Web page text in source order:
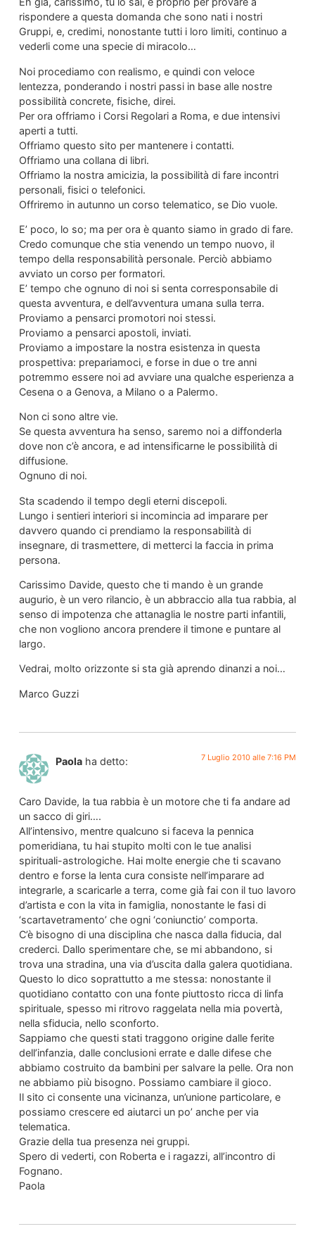
rispondere a questa domanda che sono nati i nostri
Gruppi, e, credimi, nonostante tutti i loro limiti, continuo a
vederli come una specie di miracolo…
Noi procediamo con realismo, e quindi con veloce
lentezza, ponderando i nostri passi in base alle nostre
possibilità concrete, fisiche, direi.
Per ora offriamo i Corsi Regolari a Roma, e due intensivi
aperti a tutti.
Offriamo questo sito per mantenere i contatti.
Offriamo una collana di libri.
Offriamo la nostra amicizia, la possibilità di fare incontri
personali, fisici o telefonici.
Offriremo in autunno un corso telematico, se Dio vuole.
E’ poco, lo so; ma per ora è quanto siamo in grado di fare.
Credo comunque che stia venendo un tempo nuovo, il
tempo della responsabilità personale. Perciò abbiamo
avviato un corso per formatori.
E’ tempo che ognuno di noi si senta corresponsabile di
questa avventura, e dell’avventura umana sulla terra.
Proviamo a pensarci promotori noi stessi.
Proviamo a pensarci apostoli, inviati.
Proviamo a impostare la nostra esistenza in questa
prospettiva: prepariamoci, e forse in due o tre anni
potremmo essere noi ad avviare una qualche esperienza a
Cesena o a Genova, a Milano o a Palermo.
Non ci sono altre vie.
Se questa avventura ha senso, saremo noi a diffonderla
dove non c’è ancora, e ad intensificarne le possibilità di
diffusione.
Ognuno di noi.
Sta scadendo il tempo degli eterni discepoli.
Lungo i sentieri interiori si incomincia ad imparare per
davvero quando ci prendiamo la responsabilità di
insegnare, di trasmettere, di metterci la faccia in prima
persona.
Carissimo Davide, questo che ti mando è un grande
augurio, è un vero rilancio, è un abbraccio alla tua rabbia, al
senso di impotenza che attanaglia le nostre parti infantili,
che non vogliono ancora prendere il timone e puntare al
largo.
Vedrai, molto orizzonte si sta già aprendo dinanzi a noi…
Marco Guzzi
Paola ha detto: 7 Luglio 2010 alle 7:16 PM
Caro Davide, la tua rabbia è un motore che ti fa andare ad
un sacco di giri….
All’intensivo, mentre qualcuno si faceva la pennica
pomeridiana, tu hai stupito molti con le tue analisi
spirituali-astrologiche. Hai molte energie che ti scavano
dentro e forse la lenta cura consiste nell’imparare ad
integrarle, a scaricarle a terra, come già fai con il tuo lavoro
d’artista e con la vita in famiglia, nonostante le fasi di
‘scartavetramento’ che ogni ‘coniunctio’ comporta.
C’è bisogno di una disciplina che nasca dalla fiducia, dal
crederci. Dallo sperimentare che, se mi abbandono, si
trova una stradina, una via d’uscita dalla galera quotidiana.
Questo lo dico soprattutto a me stessa: nonostante il
quotidiano contatto con una fonte piuttosto ricca di linfa
spirituale, spesso mi ritrovo raggelata nella mia povertà,
nella sfiducia, nello sconforto.
Sappiamo che questi stati traggono origine dalle ferite
dell’infanzia, dalle conclusioni errate e dalle difese che
abbiamo costruito da bambini per salvare la pelle. Ora non
ne abbiamo più bisogno. Possiamo cambiare il gioco.
Il sito ci consente una vicinanza, un’unione particolare, e
possiamo crescere ed aiutarci un po’ anche per via
telematica.
Grazie della tua presenza nei gruppi.
Spero di vederti, con Roberta e i ragazzi, all’incontro di
Fognano.
Paola